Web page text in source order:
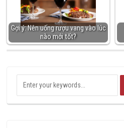
Gợi ý: Nên uống rượu vang vào lúc
nào mới tốt?